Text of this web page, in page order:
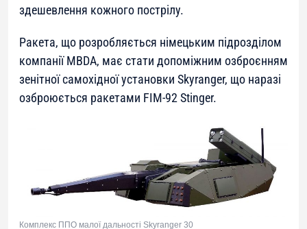
здешевлення кожного пострілу.
Ракета, що розробляється німецьким підрозділом
компанії MBDA, має стати допоміжним озброєнням
зенітної самохідної установки Skyranger, що наразі
озброюється ракетами FIM-92 Stinger.
Комплекс ППО малої дальності Skyranger 30